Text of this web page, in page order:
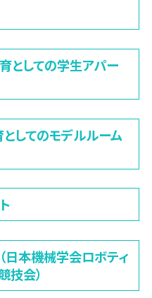
としての学生アパー
してのモデルルーム
日本機械学会ロボティ
技会）